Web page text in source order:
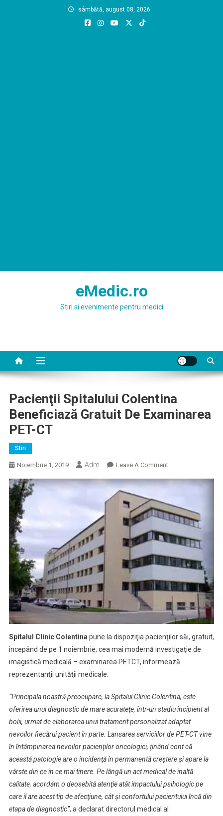
sâmbătă, august 08, 2026
eMedic.ro
Stiri si evenimente pentru medici
Pacienţii Spitalului Colentina
Beneficiază Gratuit De Examinarea
PET-CT
Stiri
Noiembrie 1, 2019 Adm Leave A CommentOn
Spitalului
Beneficiază
Gratuit
De
Examinarea
PET-
CT
Spitalul Clinic Colentinapune la dispoziţia pacienţilor săi, gratuit,
începând de pe 1 noiembrie, cea mai modernă investigaţie de
imagistică medicală – examinarea PETCT, informează
reprezentanţii unităţii medicale.
“Principala noastră preocupare, la Spitalul Clinic Colentina, este
oferirea unui diagnostic de mare acurateţe, într-un stadiu incipient al
bolii, urmat de elaborarea unui tratament personalizat adaptat
nevoilor fiecărui pacient în parte. Lansarea serviciilor de PET-CT vine
în întâmpinarea nevoilor pacienţilor oncologici, ţinând cont că
această patologie are o incidenţă în permanentă creştere şi apare la
vârste din ce în ce mai tinere. Pe lângă un act medical de înaltă
calitate, acordăm o deosebită atenţie atât impactului psihologic pe
care îl are acest tip de afecţiune, cât şi confortului pacientului încă din
etapa de diagnostic”, a declarat directorul medical al